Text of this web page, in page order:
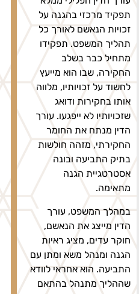
תפקיד מרכזי בהגנה על
זכויות הנאשם לאורך כל
תהליך המשפט. תפקידו
מתחיל כבר בשלב
החקירה, שבו הוא מייעץ
לחשוד על זכויותיו, מלווה
אותו בחקירות ודואג
שזכויותיו לא ייפגעו. עורך
הדין מנתח את החומר
החקירתי, מזהה חולשות
בתיק התביעה ובונה
אסטרטגיית הגנה
מתאימה.
במהלך המשפט, עורך
הדין מייצג את הנאשם,
חוקר עדים, מציג ראיות
הגנה ומנהל משא ומתן עם
התביעה. הוא אחראי לוודא
שההליך מתנהל בהתאם